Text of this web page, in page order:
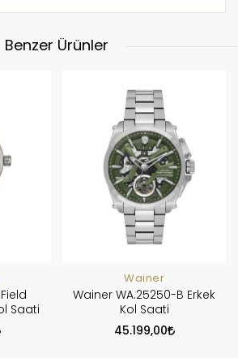
Benzer Ürünler
Saati
Wainer
Wainer WA.25250-B Erkek
Kol Saati
45.199,00